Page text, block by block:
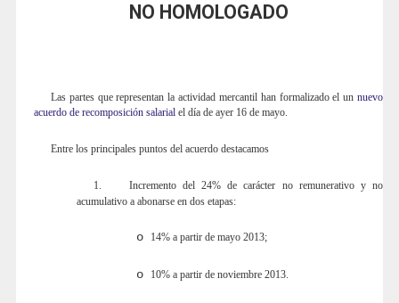
NO HOMOLOGADO
Las partes que representan la actividad mercantil han formalizado el unnuevo
acuerdo de recomposición salarialel día de ayer 16 de mayo.
Entre los principales puntos del acuerdo destacamos
1.
Incremento del 24% de carácter no remunerativo y no
acumulativo a abonarse en dos etapas:
o 14% a partir de mayo 2013;
o 10% a partir de noviembre 2013.